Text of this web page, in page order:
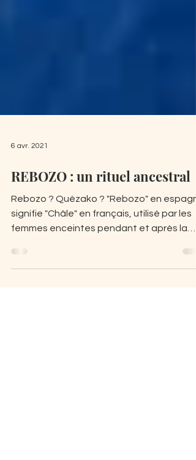
REBOZO : un rituel ancestral
Rebozo ? Quézako ? "Rebozo" en
signifie "Châle" en français, utilisé par les
grossesse....